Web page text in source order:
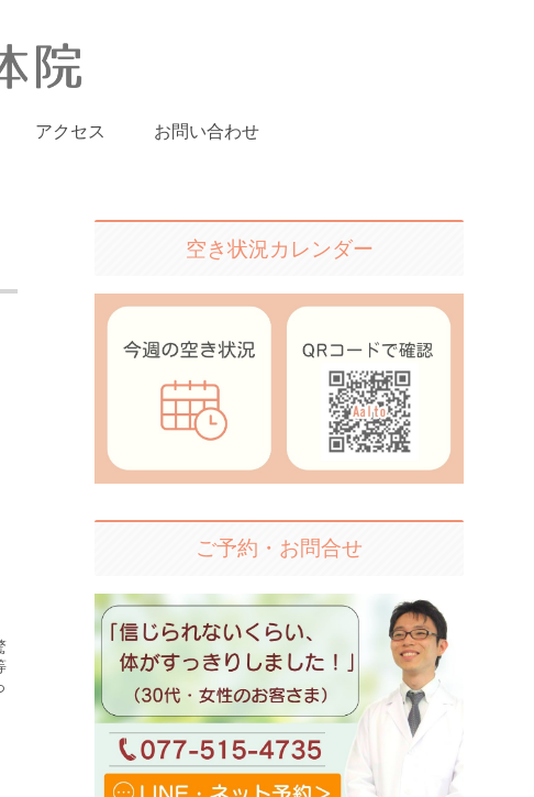
アクセス お問い合わせ
空き状況カレンダー
ご予約・お問合せ